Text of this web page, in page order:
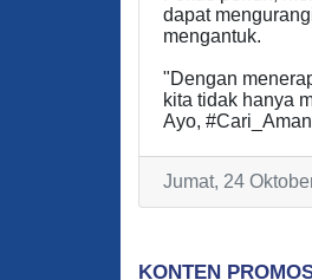
dapat
mengantuk.
"Dengan
kita tidak hanya
Ayo,
Jumat, 24